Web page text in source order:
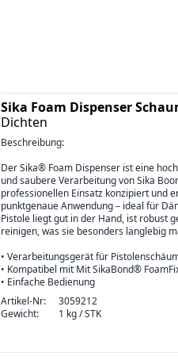
Sika Foam Dispenser
Dichten
Beschreibung:
Der Sika® Foam Dispenser ist eine
und saubere Verarbeitung von Sika
professionellen Einsatz konzipiert und
punktgenaue Anwendung – ideal für
Pistole liegt gut in der Hand, ist robust
reinigen, was sie besonders langlebig
• Verarbeitungsgerät für
• Kompatibel mit Mit SikaBond®
• Einfache Bedienung
Artikel-Nr:
3059212
Gewicht:
1 kg / STK